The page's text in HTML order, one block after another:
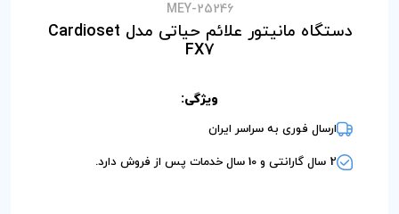
MEY-25246
دستگاه مانیتور علائم حیاتی مدل Cardioset
FX7
ویژگی:
ارسال فوری به سراسر ایران
2 سال گارانتی و 10 سال خدمات پس از فروش دارد.